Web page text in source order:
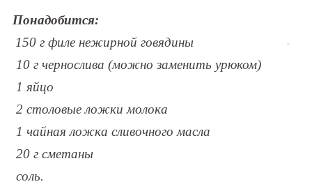
Понадобится:
150 г филе нежирной говядины
10 г чернослива (можно заменить урюком)
1 яйцо
2 столовые ложки молока
1 чайная ложка сливочного масла
20 г сметаны
соль.